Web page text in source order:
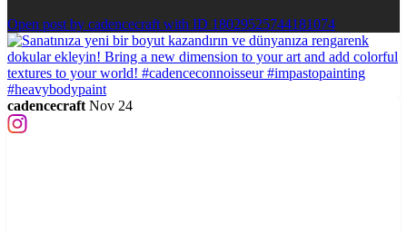
Open post by cadencecraft with ID 18029525744181074
cadencecraft Nov 24